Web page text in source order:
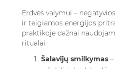
Erdvės valymui –
ir teigiamos energijos
praktikoje dažnai
ritualai:
Šalavijų smilkymas